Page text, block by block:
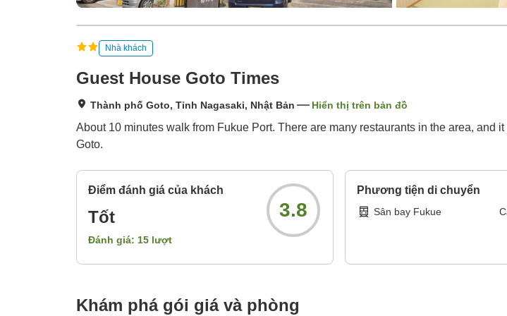
Nhà khách
Guest House Goto Times
Thành phố Goto, Tỉnh Nagasaki, Nhật Bản Hiển thị trên bản đồ
About 10 minutes walk from Fukue Port. There are many restaurants in the area,
Goto.
Điểm đánh giá của khách
Tốt
Đánh giá: 15 lượt
3.8
Phương tiện di chuyển
Sân bay Fukue
Khám phá gói giá và phòng